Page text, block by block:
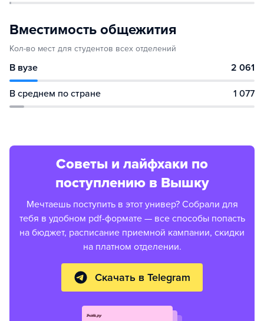
Вместимость общежития
Кол-во мест для студентов всех отделений
В вузе 2 061
В среднем по стране 1 077
Советы и лайфхаки по
поступлению в Вышку
Мечтаешь поступить в этот универ? Собрали для
тебя в удобном pdf-формате — все способы попасть
на бюджет, расписание приемной кампании, скидки
на платном отделении.
Скачать в Telegram